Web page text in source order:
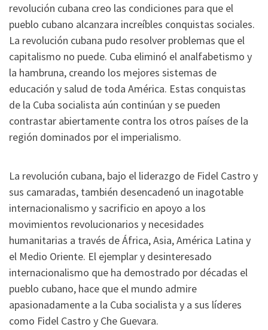
revolución cubana creo las condiciones para que el
pueblo cubano alcanzara increíbles conquistas sociales.
La revolución cubana pudo resolver problemas que el
capitalismo no puede. Cuba eliminó el analfabetismo y
la hambruna, creando los mejores sistemas de
educación y salud de toda América. Estas conquistas
de la Cuba socialista aún continúan y se pueden
contrastar abiertamente contra los otros países de la
región dominados por el imperialismo.
La revolución cubana, bajo el liderazgo de Fidel Castro y
sus camaradas, también desencadenó un inagotable
internacionalismo y sacrificio en apoyo a los
movimientos revolucionarios y necesidades
humanitarias a través de África, Asia, América Latina y
el Medio Oriente. El ejemplar y desinteresado
internacionalismo que ha demostrado por décadas el
pueblo cubano, hace que el mundo admire
apasionadamente a la Cuba socialista y a sus líderes
como Fidel Castro y Che Guevara.